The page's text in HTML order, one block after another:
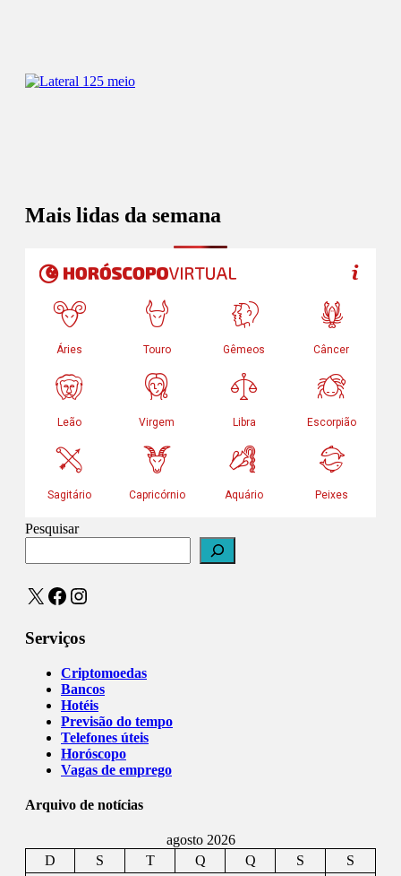
Mais lidas da semana
Pesquisar
X Facebook
Instagram
Serviços
Criptomoedas
Bancos
Hotéis
Previsão do tempo
Telefones úteis
Horóscopo
Vagas de emprego
Arquivo de notícias
agosto 2026
D
S T Q Q S
S